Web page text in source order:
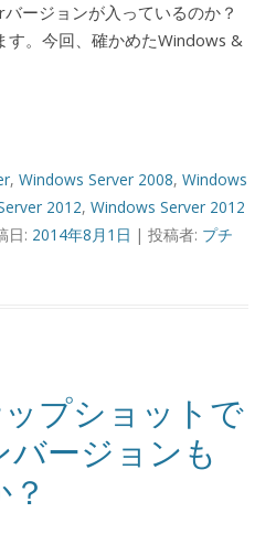
ージョンが入っているのか？
す。今回、確かめたWindows &
, Windows Server 2008, Windows
2012, Windows Server 2012
日: 2014年8月1日 | 投稿者: プチ
プショットで
ージョンも